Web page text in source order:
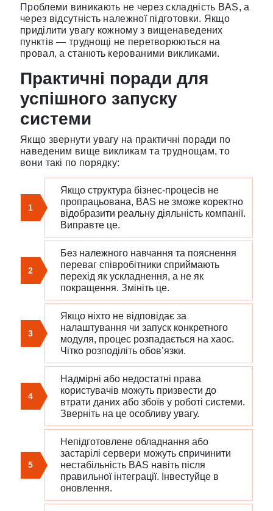
Проблеми виникають не через складність BAS, а
через відсутність належної підготовки. Якщо
приділити увагу кожному з вищенаведених
пунктів — труднощі не перетворюються на
провал, а станють керованими викликами.
Практичні поради для
успішного запуску
системи
Якщо звернути увагу на практичні поради по
наведеним вище викликам та труднощам, то
вони такі по порядку:
1
Якщо структура бізнес-процесів не
пропрацьована, BAS не зможе коректно
відобразити реальну діяльність компанії.
Виправте це.
2
Без належного навчання та пояснення
переваг співробітники сприймають
перехід як ускладнення, а не як
покращення. Змініть це.
3
Якщо ніхто не відповідає за
налаштування чи запуск конкретного
модуля, процес розпадається на хаос.
Чітко розподіліть обов’язки.
4
Надмірні або недостатні права
користувачів можуть призвести до
втрати даних або збоїв у роботі системи.
Зверніть на це особливу увагу.
5
Непідготовлене обладнання або
застарілі сервери можуть спричинити
нестабільність BAS навіть після
правильної інтеграції. Інвестуйце в
оновлення.